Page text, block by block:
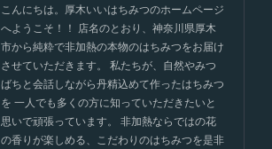
こんにちは。厚木いいはちみつのホームページ
へようこそ！！ 店名のとおり、神奈川県厚木
市から純粋で非加熱の本物のはちみつをお届け
させていただきます。 私たちが、自然やみつ
ばちと会話しながら丹精込めて作ったはちみつ
を 一人でも多くの方に知っていただきたいと
思いで頑張っています。 非加熱ならではの花
の香りが楽しめる、こだわりのはちみつを是非